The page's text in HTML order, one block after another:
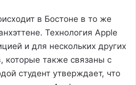
в Бостоне в то же
Технология Apple
и для нескольких других
которые также связаны с
студент утверждает, что